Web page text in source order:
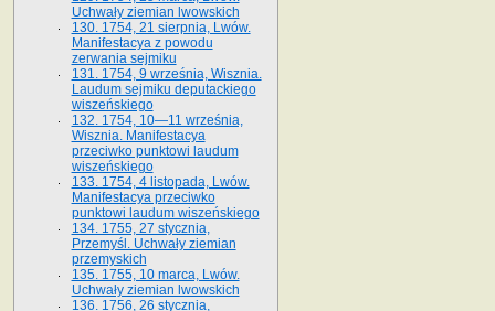
Uchwały ziemian lwowskich
130. 1754, 21 sierpnia, Lwów.
Manifestacya z powodu
zerwania sejmiku
131. 1754, 9 września, Wisznia.
Laudum sejmiku deputackiego
wiszeńskiego
132. 1754, 10—11 września,
Wisznia. Manifestacya
przeciwko punktowi laudum
wiszeńskiego
133. 1754, 4 listopada, Lwów.
Manifestacya przeciwko
punktowi laudum wiszeńskiego
134. 1755, 27 stycznia,
Przemyśl. Uchwały ziemian
przemyskich
135. 1755, 10 marca, Lwów.
Uchwały ziemian lwowskich
136. 1756, 26 stycznia,